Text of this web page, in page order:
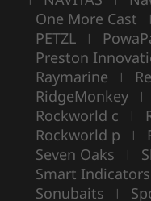
One More Cast |
PETZL |
Preston
Raymarine |
RidgeMonkey |
Rockworld c |
Rockworld p |
Seven Oaks |
Smart Indicators
Sonubaits |